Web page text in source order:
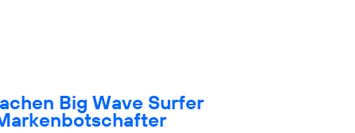
Big Wave Surfer